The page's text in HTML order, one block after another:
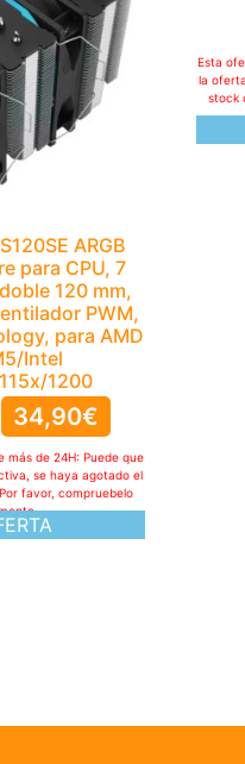
ARGB
para CPU, 7
120 mm,
PWM,
para AMD
Intel
1200
34,90€
más de 24H: Puede que
se haya agotado el
favor, compruebelo
Esta
la
stock